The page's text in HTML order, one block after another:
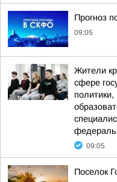
Прогноз
09:05
Жители
сфере
политики,
09:05
Поселок